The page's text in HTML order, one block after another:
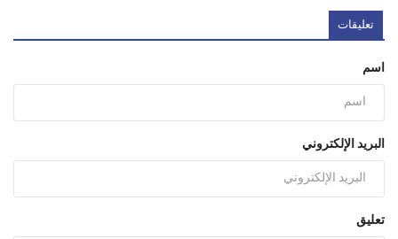
تعليقات
اسم
البريد الإلكتروني
تعليق